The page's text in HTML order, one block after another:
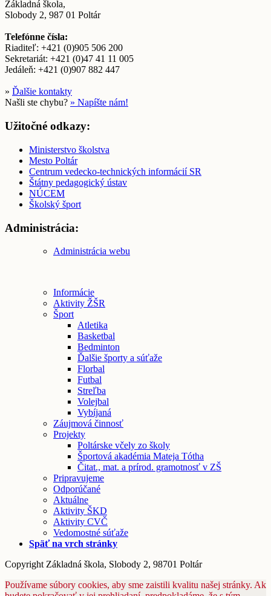
Základná škola,
Slobody 2, 987 01 Poltár
Telefónne čísla:
Riaditeľ: +421 (0)905 506 200
Sekretariát: +421 (0)47 41 11 005
Jedáleň: +421 (0)907 882 447
» Ďalšie kontakty
Našli ste chybu? » Napíšte nám!
Užitočné odkazy:
Ministerstvo školstva
Mesto Poltár
Centrum vedecko-technických informácií SR
Štátny pedagogický ústav
NÚCEM
Školský šport
Administrácia:
Administrácia webu
Informácie
Aktivity ŽŠR
Šport
Atletika
Basketbal
Bedminton
Ďalšie športy a súťaže
Florbal
Futbal
Streľba
Volejbal
Vybíjaná
Záujmová činnosť
Projekty
Poltárske včely zo školy
Športová akadémia Mateja Tótha
Čitat., mat. a prírod. gramotnosť v ZŠ
Pripravujeme
Odporúčané
Aktuálne
Aktivity ŠKD
Aktivity CVČ
Vedomostné súťaže
Späť na vrch stránky
Copyright Základná škola, Slobody 2, 98701 Poltár
Používame súbory cookies, aby sme zaistili kvalitu našej stránky. Ak